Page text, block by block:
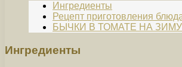
Ингредиенты
Рецепт приготовления
БЫЧКИ В ТОМАТЕ НА
Ингредиенты